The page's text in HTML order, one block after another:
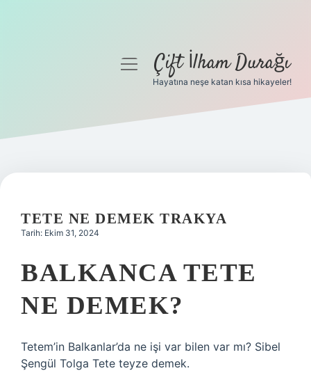
Gizlilik Politikası
Yasal Uyarı
menüyüÇift İlham Durağı
Hayatına neşe katan kısa hikayeler!
TETE NE DEMEK TRAKYA
Tarih: Ekim 31, 2024
BALKANCA TETE
NE DEMEK?
Tetem’in Balkanlar’da ne işi var bilen var mı? Sibel
Şengül Tolga Tete teyze demek.